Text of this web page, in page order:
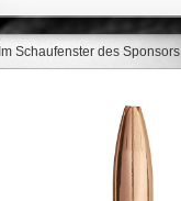
Im Schaufenster des Sponsors
dot per Glock
78,50 €